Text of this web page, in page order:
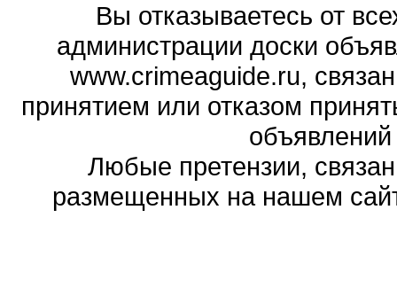
Вы отказываетесь от
администрации доски
www.crimeaguide.ru,
принятием или отказом
Любые претензии,
размещенных на нашем